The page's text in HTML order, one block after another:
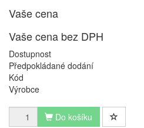
Vaše cena
Vaše cena bez DPH
Dostupnost
Předpokládané dodání
Kód
Výrobce
Do košíku